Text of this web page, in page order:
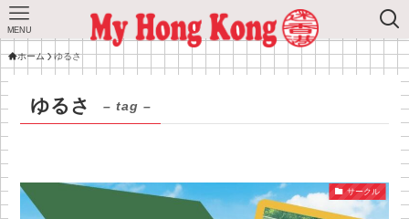
MENU
ホーム ゆるさ
ゆるさ – tag –
サークル